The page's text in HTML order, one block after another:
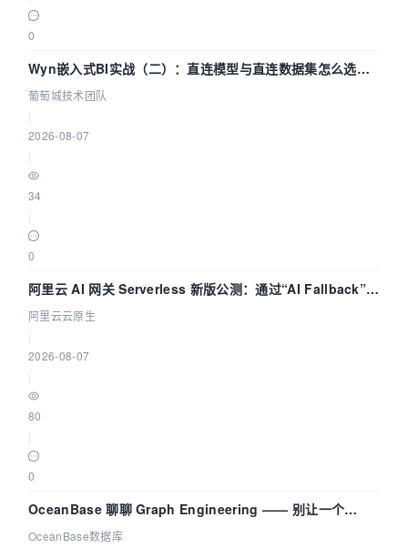
0
Wyn嵌入式BI实战（二）：直连模型与直连数据集怎么选，
参数为什么不生效？| 葡萄城技术团队
葡萄城技术团队
2026-08-07
34
0
阿里云 AI 网关 Serverless 新版公测：通过“AI Fallback”与
拓扑可视化构建 AI 流量治理底座
阿里云云原生
2026-08-07
80
0
OceanBase 聊聊 Graph Engineering —— 别让一个
Agent 既当运动员又
OceanBase数据库